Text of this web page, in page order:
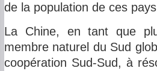
de la population de ces
La Chine, en tant que
membre naturel du Sud
coopération Sud-Sud, à